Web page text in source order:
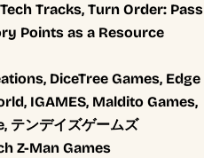
Tracks, Turn Order: Pass
Points as a Resource
DiceTree Games, Edge
IGAMES, Maldito Games,
テンデイズゲームズ
Z-Man Games